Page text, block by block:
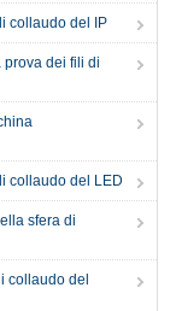
collaudo del IP
prova dei fili di
collaudo del LED
sfera di
collaudo del